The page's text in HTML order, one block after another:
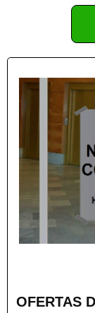
OFERTAS